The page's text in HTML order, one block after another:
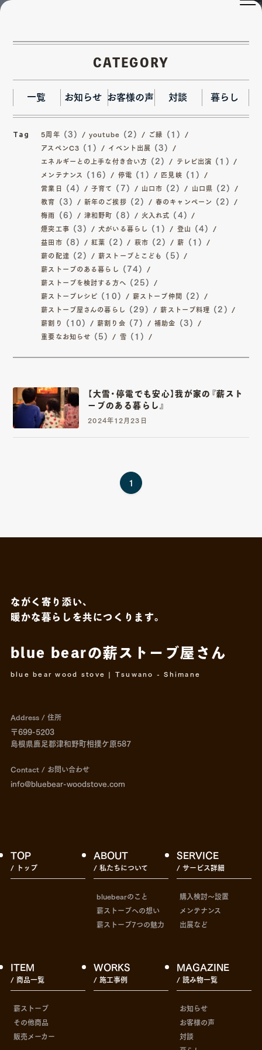
TOP
トップ
02
ABOUT
私たちについて
SERVICE
04
ITEM
05
WORKS
06
08
Copy mail address
Instagram Youtube Facebook
CATEGORY
一覧 お知らせ お客様の声 対談 暮らし
Tag 5周年 (3) youtube (2) ご縁 (1)
アスペンC3 (1) イベント出展 (3)
エネルギーとの上手な付き合い方 (2) テレビ出演 (1)
メンテナンス (16) 停電 (1) 匹見峡 (1)
営業日 (4) 子育て (7) 山口市 (2) 山口県 (2)
教育 (3) 新年のご挨拶 (2) 春のキャンペーン (2)
梅雨 (6) 津和野町 (8) 火入れ式 (4)
煙突工事 (3) 犬がいる暮らし (1) 登山 (4)
益田市 (8) 紅葉 (2) 萩市 (2) 薪 (1)
薪の配達 (2) 薪ストーブとこども (5)
薪ストーブのある暮らし (74)
薪ストーブを検討する方へ (25)
薪ストーブレシピ (10) 薪ストーブ仲間 (2)
薪ストーブ屋さんの暮らし (29) 薪ストーブ料理 (2)
薪割り (10) 薪割り会 (7) 補助金 (3)
重要なお知らせ (5) 雪 (1)
【大雪・停電でも安心】我が家の『薪スト
ーブのある暮らし』
2024年12月23日
1
ながく寄り添い、
暖かな暮らしを共につくります。
blue bearの薪ストーブ屋さん
blue bear wood stove | Tsuwano - Shimane
Address / 住所
〒699-5203
島根県鹿足郡津和野町相撲ケ原587
Contact / お問い合わせ
info@bluebear-woodstove.com
TOP
/ トップ
ABOUT
/ 私たちについて
bluebearのこと
薪ストーブへの想い
薪ストーブ7つの魅力
SERVICE
/ サービス詳細
購入検討〜設置
メンテナンス
出展など
ITEM
/ 商品一覧
薪ストーブ
その他商品
販売メーカー
WORKS
/ 施工事例
MAGAZINE
/ 読み物一覧
お知らせ
お客様の声
対談